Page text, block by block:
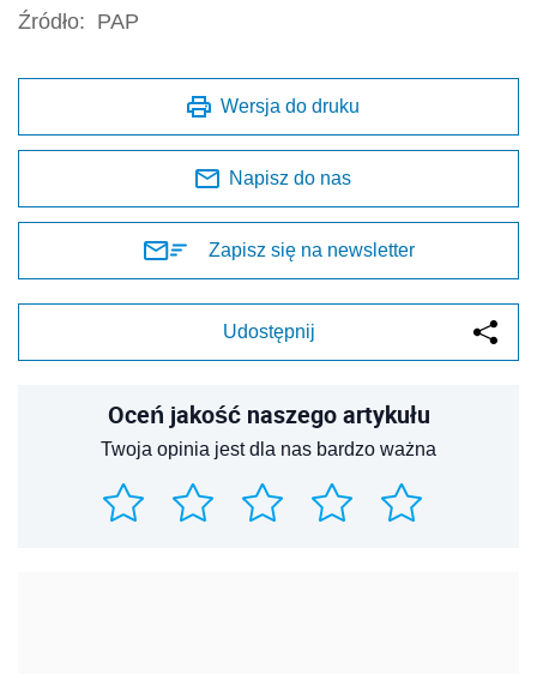
Źródło: PAP
Wersja do druku
Napisz do nas
Zapisz się na newsletter
Udostępnij
Oceń jakość naszego artykułu
Twoja opinia jest dla nas bardzo ważna